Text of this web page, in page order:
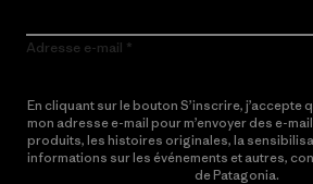
Adresse e-mail
En cliquant sur le bouton S’inscrire, j’accepte
mon adresse e-mail pour m’envoyer des e-
produits, les histoires originales, la
informations sur les événements et autres,
de Patagonia.